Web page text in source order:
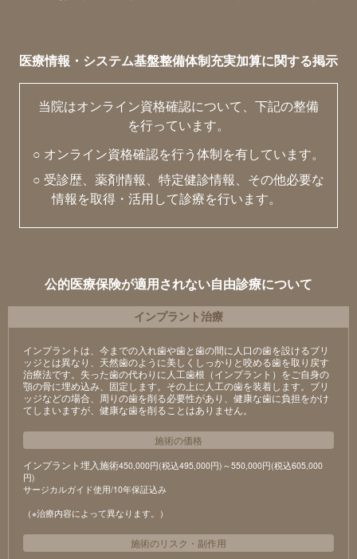
医療情報・システム基盤整備体制充実加算に関する掲示
当院はオンライン資格確認について、下記の整備
を行っています。
○ オンライン資格確認を行う体制を有しています。
○ 受診歴、薬剤情報、特定健診情報、その他必要な
情報を取得・活用して診療を行います。
公的医療保険が適用されない自由診療について
インプラント治療
インプラントは、今までの入れ歯や歯と歯の間に人口の歯を設けるブリ
ッジとは異なり、天然歯のように美しくしっかりと咬める歯を取り戻す
治療法です。失った歯の代わりに人工歯根（インプラント）をご自身の
顎の骨に埋め込み、固定します。その上に人工の歯を装着します。ブリ
ッジなどの場合、周りの歯を削る必要性があり、健康な歯に負担をかけ
てしまいますが、健康な歯を削ることはありません。
施術の価格
インプラント埋入施術450,000円(税込495,000円)～550,000円(税込605,000
円)
サージカルガイド使用/10年保証込み
（※治療内容によって異なります。）
施術のリスク ・ 副作用